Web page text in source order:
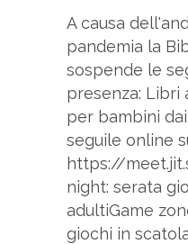
A causa
pandemia la
sospende le
presenza: Libri
per bambini dai
seguile online
https://
night: serata
adultiGame
giochi in